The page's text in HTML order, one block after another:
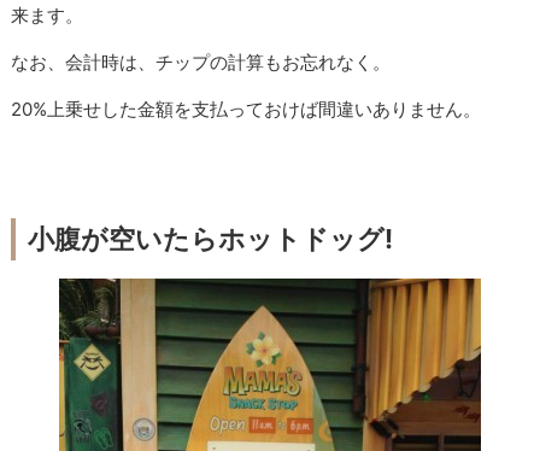
来ます。
なお、会計時は、チップの計算もお忘れなく。
20%上乗せした金額を支払っておけば間違いありません。
小腹が空いたらホットドッグ!